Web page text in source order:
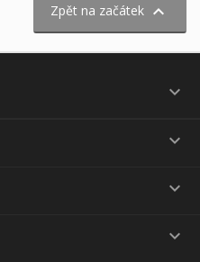
Zpět na začátek 



